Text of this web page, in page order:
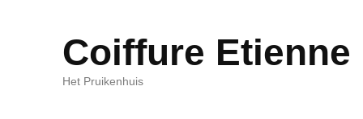
Coiffure Etienne
Het Pruikenhuis